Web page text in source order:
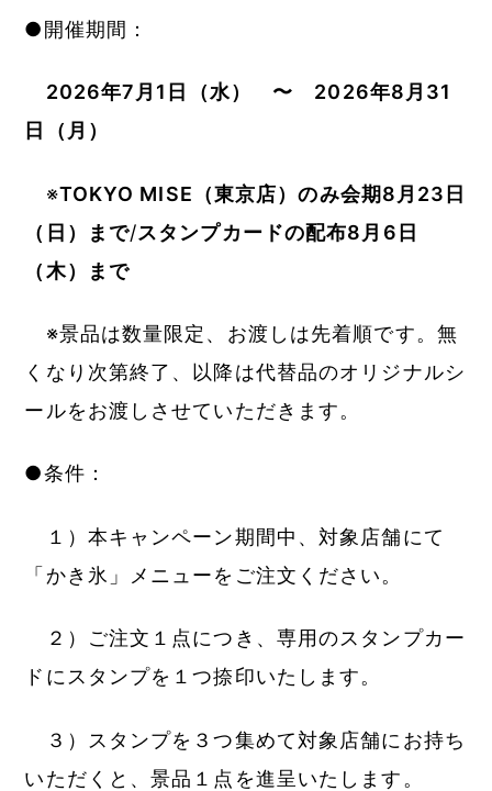
●開催期間：
2026年7月1日（水） 〜 2026年8月31
日（月）
※TOKYO MISE（東京店）のみ会期8月23日
（日）まで/スタンプカードの配布8月6日
（木）まで
※景品は数量限定、お渡しは先着順です。無
くなり次第終了、以降は代替品のオリジナルシ
ールをお渡しさせていただきます。
●条件：
１）本キャンペーン期間中、対象店舗にて
「かき氷」メニューをご注文ください。
２）ご注文１点につき、専用のスタンプカー
ドにスタンプを１つ捺印いたします。
３）スタンプを３つ集めて対象店舗にお持ち
いただくと、景品１点を進呈いたします。